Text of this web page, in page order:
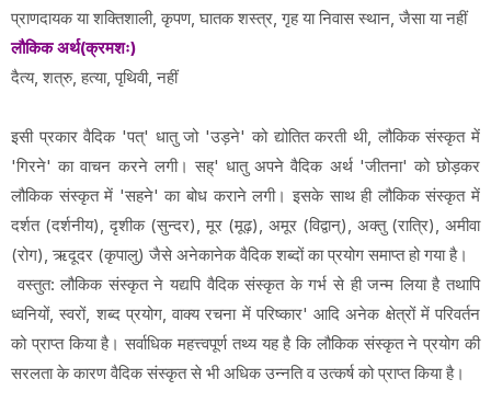
प्राणदायक या शक्तिशाली, कृपण, घातक शस्त्र, गृह या निवास स्थान, जैसा या नहीं
लौकिक अर्थ(क्रमशः)
दैत्य, शत्रु, हत्या, पृथिवी, नहीं
इसी प्रकार वैदिक 'पत्' धातु जो 'उड़ने' को द्योतित करती थी, लौकिक संस्कृत में
'गिरने' का वाचन करने लगी। सह्' धातु अपने वैदिक अर्थ 'जीतना' को छोड़कर
लौकिक संस्कृत में 'सहने' का बोध कराने लगी। इसके साथ ही लौकिक संस्कृत में
दर्शत (दर्शनीय), दृशीक (सुन्दर), मूर (मूढ़), अमूर (विद्वान्), अक्तु (रात्रि), अमीवा
(रोग), ऋदूदर (कृपालु) जैसे अनेकानेक वैदिक शब्दों का प्रयोग समाप्त हो गया है।
वस्तुत: लौकिक संस्कृत ने यद्यपि वैदिक संस्कृत के गर्भ से ही जन्म लिया है तथापि
ध्वनियों, स्वरों, शब्द प्रयोग, वाक्य रचना में परिष्कार' आदि अनेक क्षेत्रों में परिवर्तन
को प्राप्त किया है। सर्वाधिक महत्त्वपूर्ण तथ्य यह है कि लौकिक संस्कृत ने प्रयोग की
सरलता के कारण वैदिक संस्कृत से भी अधिक उन्नति व उत्कर्ष को प्राप्त किया है।